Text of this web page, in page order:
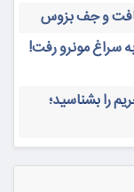
بافت و جف بزوس
سراغ مونرو رفت!
را بشناسید؛